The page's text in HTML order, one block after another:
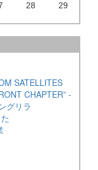
28
29
SATELLITES
CHAPTER” -
グリラ